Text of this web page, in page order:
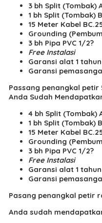
3 bh Split (Tombak)
1 bh Split (Tombak)
15 Meter Kabel
Grounding
3 bh Pipa PVC 1/2?
Free Instalasi
Garansi alat 1 tahun
Garansi
Passang penangkal petir
Anda Sudah
4 bh Split (Tombak)
1 bh Split (Tombak)
15 Meter Kabel
Grounding
3 bh Pipa PVC 1/2?
Free Instalasi
Garansi alat 1 tahun
Garansi
Pasang penangkal petir
Anda sudah